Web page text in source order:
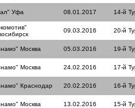
Уфа 08.01.2017 14-й
09.03.2016 20-й
Москва 05.03.2016 19-й
Москва 24.02.2016 17-й
Краснодар 20.02.2016 16-й
Москва 13.02.2016 15-й